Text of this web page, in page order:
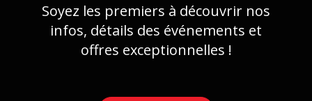
Soyez les premiers à découvrir nos
infos, détails des événements et
offres exceptionnelles !